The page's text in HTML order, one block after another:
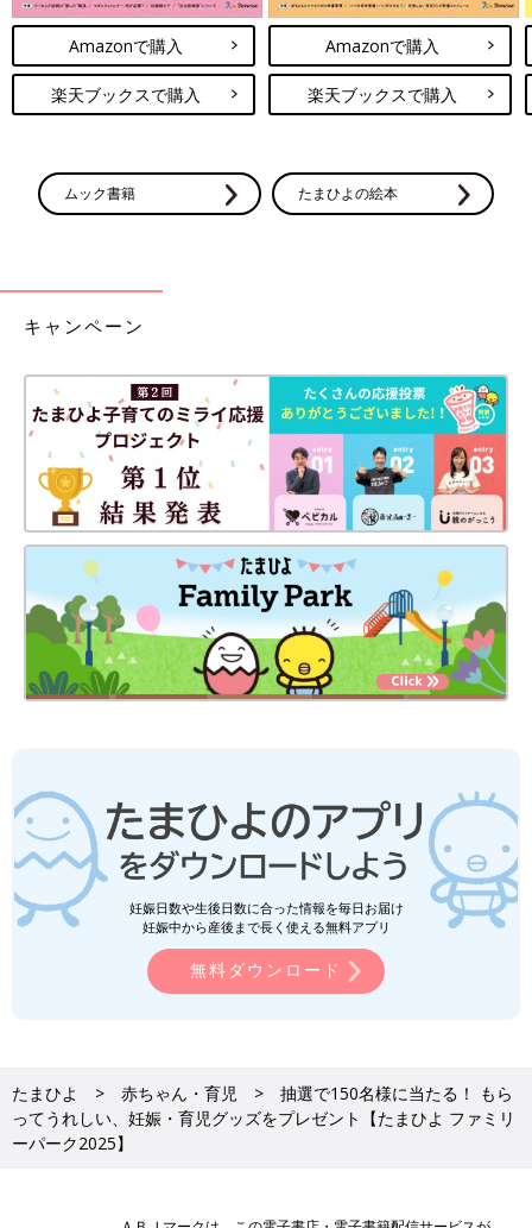
Amazonで購入
楽天ブックスで購入
Amazonで購入
楽天ブックスで購入
ムック書籍 たまひよの絵本
キャンペーン
妊娠日数や生後日数に合った情報を毎日お届け
妊娠中から産後まで長く使える無料アプリ
無料ダウンロード
たまひよ 赤ちゃん・育児
抽選で150名様に当たる！ もら
ってうれしい、妊娠・育児グッズをプレゼント【たまひよ ファミリ
ーパーク2025】